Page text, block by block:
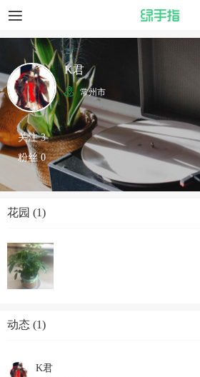
关注 3
粉丝 0
K君
常州市
花园 (1)
动态 (1)
K君